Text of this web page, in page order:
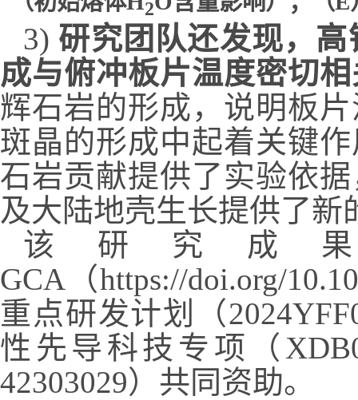
2
3) 研究团队还发现，
成与俯冲板片温度密切
辉石岩的形成，说明板
斑晶的形成中起着关键
石岩贡献提供了实验依
及大陆地壳生长提供了新
该研究成
GCA （https://doi.org/
重点研发计划（
性先导科技专项（
42303029）共同资助。